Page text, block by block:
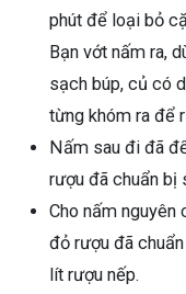
phút để loại bỏ
Bạn vớt nấm ra,
sạch búp, củ có
từng khóm ra để
Nấm sau đi đã
rượu đã chuẩn bị
Cho nấm nguyên
đỏ rượu đã
lít rượu nếp.